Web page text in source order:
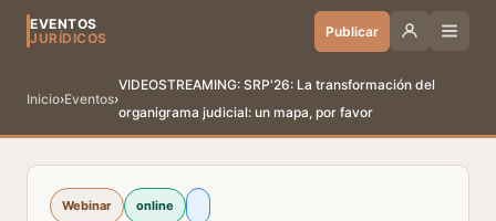
EVENTOS
JURÍDICOS
Publicar
Inicio›Eventos›
VIDEOSTREAMING: SRP'26: La transformación del
organigrama judicial: un mapa, por favor
Webinar online